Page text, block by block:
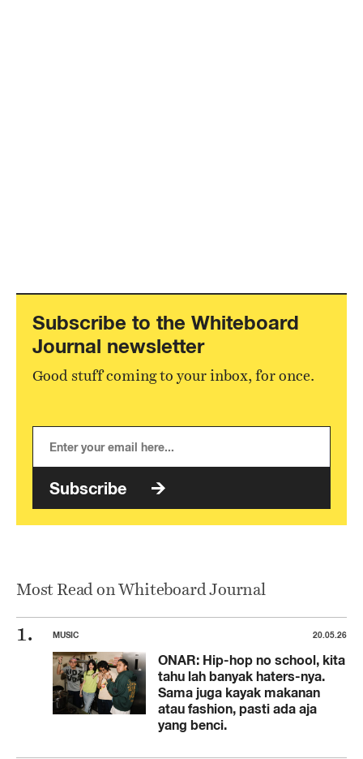
Subscribe to the Whiteboard
Journal newsletter
Good stuff coming to your inbox, for once.
Subscribe
Most Read on Whiteboard Journal
MUSIC 20.05.26
ONAR: Hip-hop no school, kita
tahu lah banyak haters-nya.
Sama juga kayak makanan
atau fashion, pasti ada aja
yang benci.